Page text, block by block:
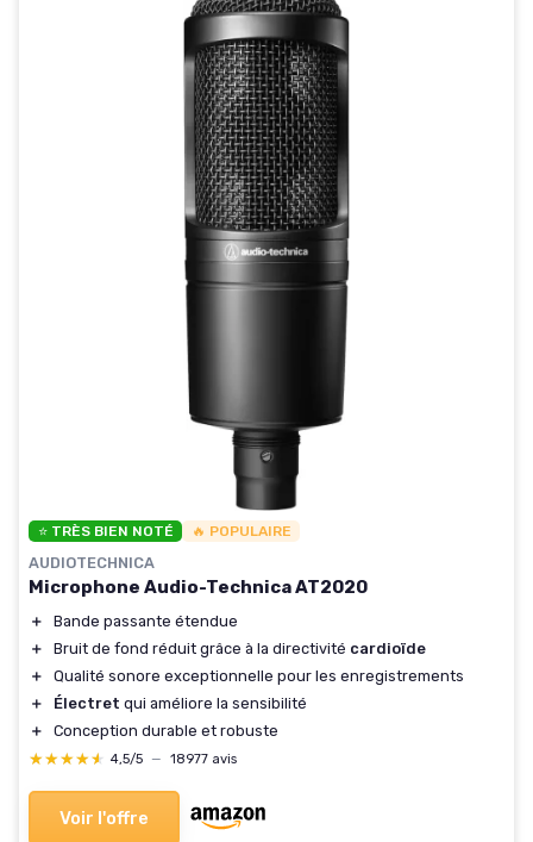
⭐ TRÈS BIEN NOTÉ 🔥 POPULAIRE
AUDIOTECHNICA
Microphone Audio-Technica AT2020
＋
Bande passante étendue
＋
Bruit de fond réduit grâce à la directivité cardioïde
＋
Qualité sonore exceptionnelle pour les enregistrements
＋
Électret qui améliore la sensibilité
＋
Conception durable et robuste
★★★★★
★★★★★ 4,5/5 — 18977 avis
Voir l'offre